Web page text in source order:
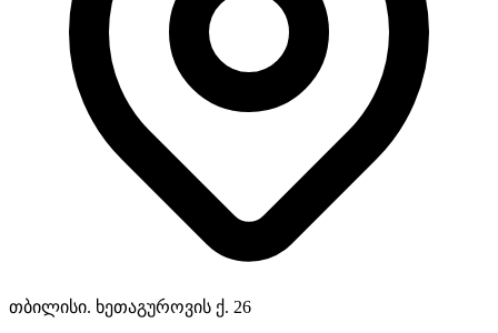
თბილისი. ხეთაგუროვის ქ. 26